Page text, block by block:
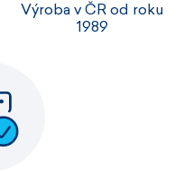
Výroba v ČR od roku
1989